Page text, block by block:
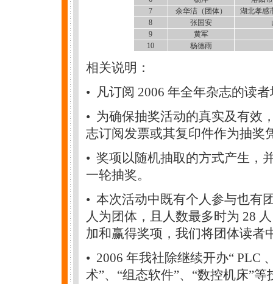
7
余华洁（团体）
湖北孝感
8
张国安
9
黄军
10
杨德雨
相关说明：
• 凡订阅 2006 年全年杂志的读
• 为确保抽奖活动的真实及有效
志订阅发票或其复印件作为抽奖
• 奖项以随机抽取的方式产生，
一轮抽奖。
• 本次活动中既有个人参与也有
人为团体，且人数最多时为 28
加和赢得奖项，我们将团体读者
• 2006 年我社除继续开办“ PLC
术”、“组态软件”、“数控机床”